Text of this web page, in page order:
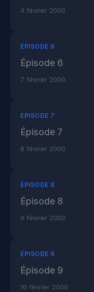
4 février 2000
ÉPISODE 6
Épisode 6
7 février 2000
ÉPISODE 7
Épisode 7
8 février 2000
ÉPISODE 8
Épisode 8
9 février 2000
ÉPISODE 9
Épisode 9
10 février 2000